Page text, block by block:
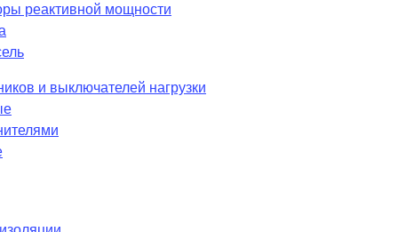
реактивной мощности
и выключателей нагрузки